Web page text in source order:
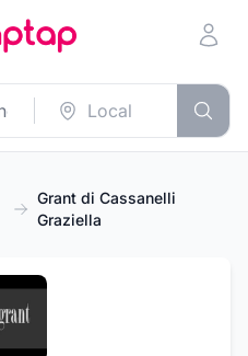
Grant di Cassanelli
Graziella